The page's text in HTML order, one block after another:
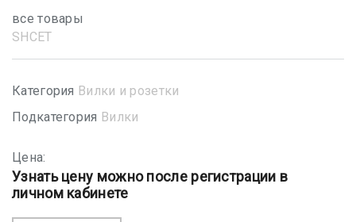
все товары
SHСET
Категория Вилки и розетки
Подкатегория Вилки
Цена:
Узнать цену можно после регистрации в
личном кабинете